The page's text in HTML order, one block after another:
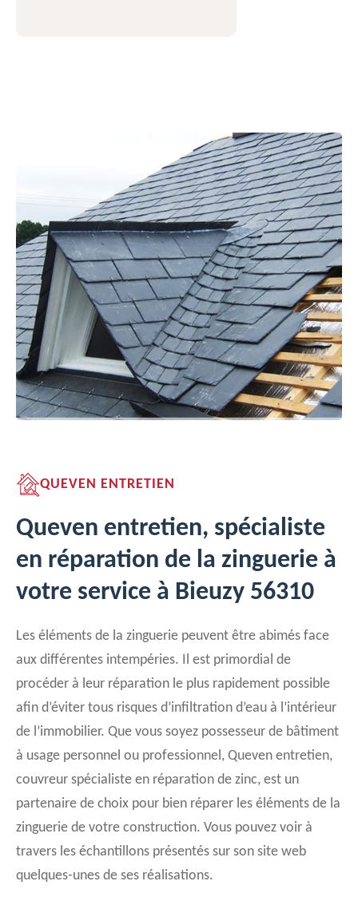
QUEVEN ENTRETIEN
Queven entretien, spécialiste
en réparation de la zinguerie à
votre service à Bieuzy 56310
Les éléments de la zinguerie peuvent être abimés face
aux différentes intempéries. Il est primordial de
procéder à leur réparation le plus rapidement possible
afin d’éviter tous risques d’infiltration d’eau à l’intérieur
de l’immobilier. Que vous soyez possesseur de bâtiment
à usage personnel ou professionnel, Queven entretien,
couvreur spécialiste en réparation de zinc, est un
partenaire de choix pour bien réparer les éléments de la
zinguerie de votre construction. Vous pouvez voir à
travers les échantillons présentés sur son site web
quelques-unes de ses réalisations.